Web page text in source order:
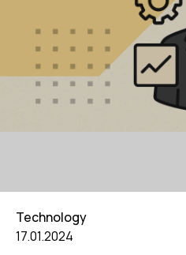
Technology
17.01.2024